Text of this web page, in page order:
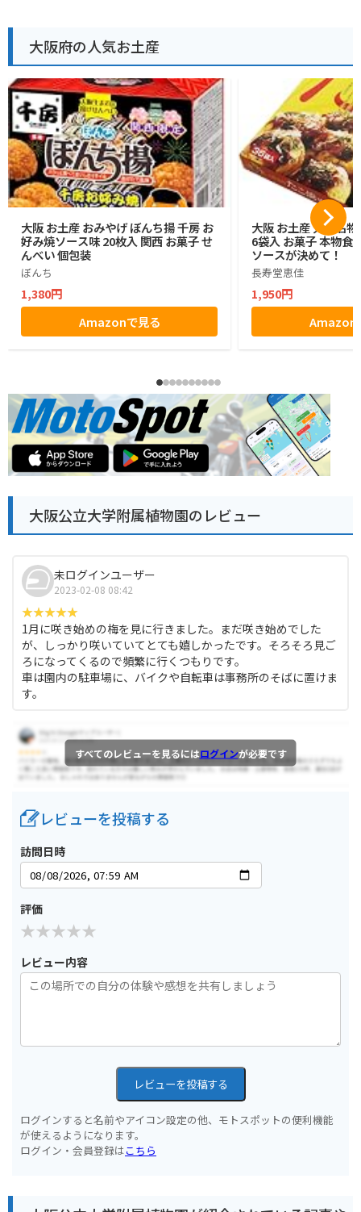
大阪府の人気お土産
大阪 お土産 おみやげ ぼんち揚 千房 お
好み焼ソース味 20枚入 関西 お菓子 せ
んべい 個包装
ぼんち
1,380円
Amazonで見る
大阪 お土産 大阪名
6袋入 お菓子 本物食
ソースが決めて！
長寿堂恵佳
1,950円
Amazon
大阪公立大学附属植物園のレビュー
未ログインユーザー
2023-02-08 08:42
1月に咲き始めの梅を見に行きました。まだ咲き始めでした
が、しっかり咲いていてとても嬉しかったです。そろそろ見ご
ろになってくるので頻繁に行くつもりです。
車は園内の駐車場に、バイクや自転車は事務所のそばに置けま
す。
すべてのレビューを見るにはログインが必要です
レビューを投稿する
訪問日時
評価
レビュー内容
レビューを投稿する
ログインすると名前やアイコン設定の他、モトスポットの便利機能
が使えるようになります。
ログイン・会員登録はこちら